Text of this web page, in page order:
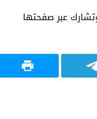
عبر صفحتها